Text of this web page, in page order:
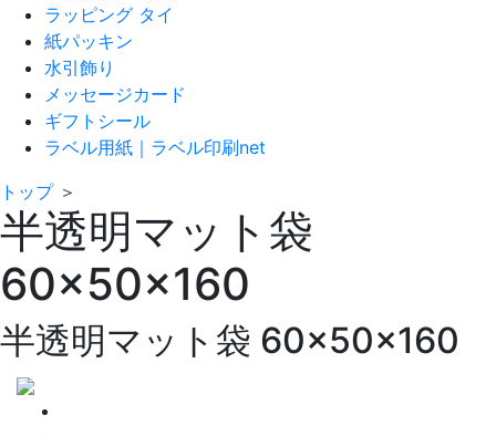
ラッピング タイ
紙パッキン
水引飾り
メッセージカード
ギフトシール
ラベル用紙｜ラベル印刷net
トップ＞
半透明マット袋
60×50×160
半透明マット袋 60×50×160